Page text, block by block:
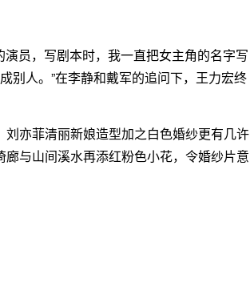
演员，写剧本时，我一直把女主角的名字写
别人。”在李静和戴军的追问下，王力宏终
亦菲清丽新娘造型加之白色婚纱更有几许
与山间溪水再添红粉色小花，令婚纱片意